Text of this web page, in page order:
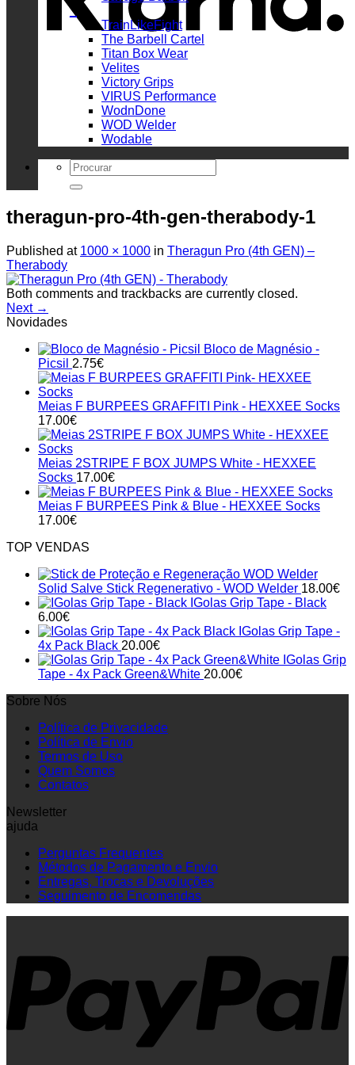
_
TrainLikeFight
The Barbell Cartel
Titan Box Wear
Velites
Victory Grips
VIRUS Performance
WodnDone
WOD Welder
Wodable
Search
for:
theragun-pro-4th-gen-therabody-1
Published at 1000 × 1000 in Theragun Pro (4th GEN) –
Therabody
Both comments and trackbacks are currently closed.
Next →
Novidades
Bloco de Magnésio -
Picsil 2.75€
Meias F BURPEES GRAFFITI Pink - HEXXEE Socks
17.00€
Meias 2STRIPE F BOX JUMPS White - HEXXEE
Socks 17.00€
Meias F BURPEES Pink & Blue - HEXXEE Socks
17.00€
TOP VENDAS
Solid Salve Stick Regenerativo - WOD Welder 18.00€
IGolas Grip Tape - Black
6.00€
IGolas Grip Tape -
4x Pack Black 20.00€
IGolas Grip
Tape - 4x Pack Green&White 20.00€
Sobre Nós
Política de Privacidade
Política de Envio
Termos de Uso
Quem Somos
Contatos
Newsletter
ajuda
Perguntas Frequentes
Métodos de Pagamento e Envio
Entregas, Trocas e Devoluções
Seguimento de Encomendas